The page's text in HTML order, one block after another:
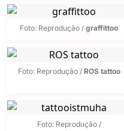
Foto: Reprodução / graffittoo
Foto: Reprodução / ROS tattoo
Foto: Reprodução /